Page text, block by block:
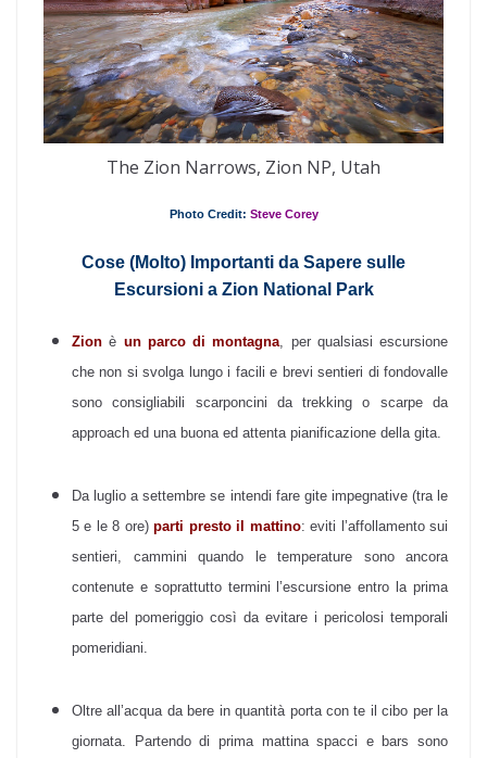
The Zion Narrows, Zion NP, Utah
Photo Credit: Steve Corey
Cose (Molto) Importanti da Sapere sulle
Escursioni a Zion National Park
Zion è un parco di montagna , per qualsiasi escursione
che non si svolga lungo i facili e brevi sentieri di fondovalle
sono consigliabili scarponcini da trekking o scarpe da
approach ed una buona ed attenta pianificazione della gita.
Da luglio a settembre se intendi fare gite impegnative (tra le
5 e le 8 ore)parti presto il mattino: eviti l’affollamento sui
sentieri, cammini quando le temperature sono ancora
contenute e soprattutto termini l’escursione entro la prima
parte del pomeriggio così da evitare i pericolosi temporali
pomeridiani.
Oltre all’acqua da bere in quantità porta con te il cibo per la
giornata. Partendo di prima mattina spacci e bars sono